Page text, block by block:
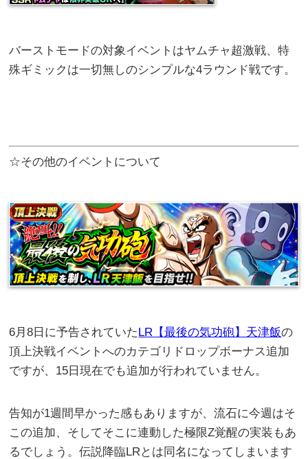
バーストモードの対象イベントはヤムチャ超激戦、特
殊ギミックは一切無しのシンプルな4ラウンド戦です。
☆その他のイベントについて
6月8日に予告されていたLR【最後の気功砲】天津飯の
頂上決戦イベントへのカテゴリドロップボーナス追加
ですが、15日現在でも追加が行われていません。
告知が1週間早かった感もありますが、流石に今週はそ
この追加、そしてそこに連動した極限Z覚醒の実装もあ
るでしょう。伝説降臨LRとは同名になってしまいます